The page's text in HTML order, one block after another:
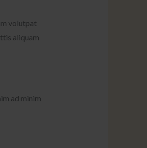
volutpat
aliquam
ad minim